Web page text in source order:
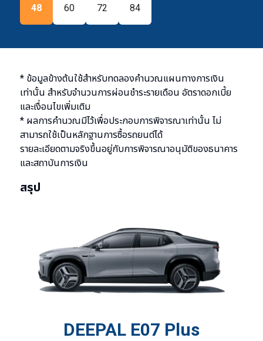
48 60 72 84
* ข้อมูลข้างต้นใช้สำหรับทดลองคำนวณแผนทางการเงิน
เท่านั้น สำหรับจำนวนการผ่อนชำระรายเดือน อัตราดอกเบี้ย
และเงื่อนไขเพิ่มเติม
* ผลการคำนวณมีไว้เพื่อประกอบการพิจารณาเท่านั้น ไม่
สามารถใช้เป็นหลักฐานการซื้อรถยนต์ได้
รายละเอียดตามจริงขึ้นอยู่กับการพิจารณาอนุมัติของธนาคาร
และสถาบันการเงิน
สรุป
DEEPAL E07 Plus